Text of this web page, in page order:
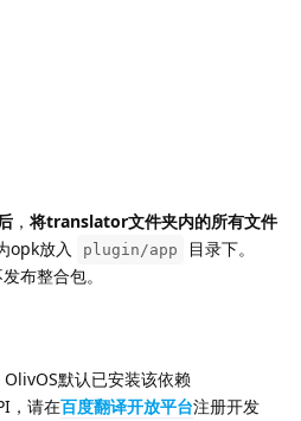
，将translator文件夹内的所有文件
opk放入
plugin/app
目录下。
布整合包。
默认已安装该依赖
，请在百度翻译开放平台注册开发